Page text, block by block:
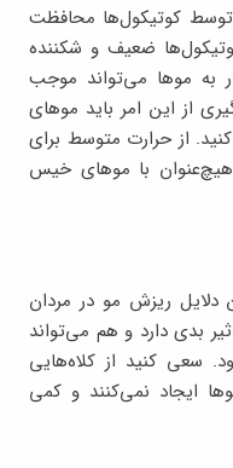
کوتیکول‌ها محافظت
ضعیف و شکننده
به موها می‌تواند موجب
از این امر باید موهای
از حرارت متوسط برای
با موهای خیس
دلایل ریزش مو در مردان
بدی دارد و هم می‌تواند
سعی کنید از کلاه‌هایی
ایجاد نمی‌کنند و کمی